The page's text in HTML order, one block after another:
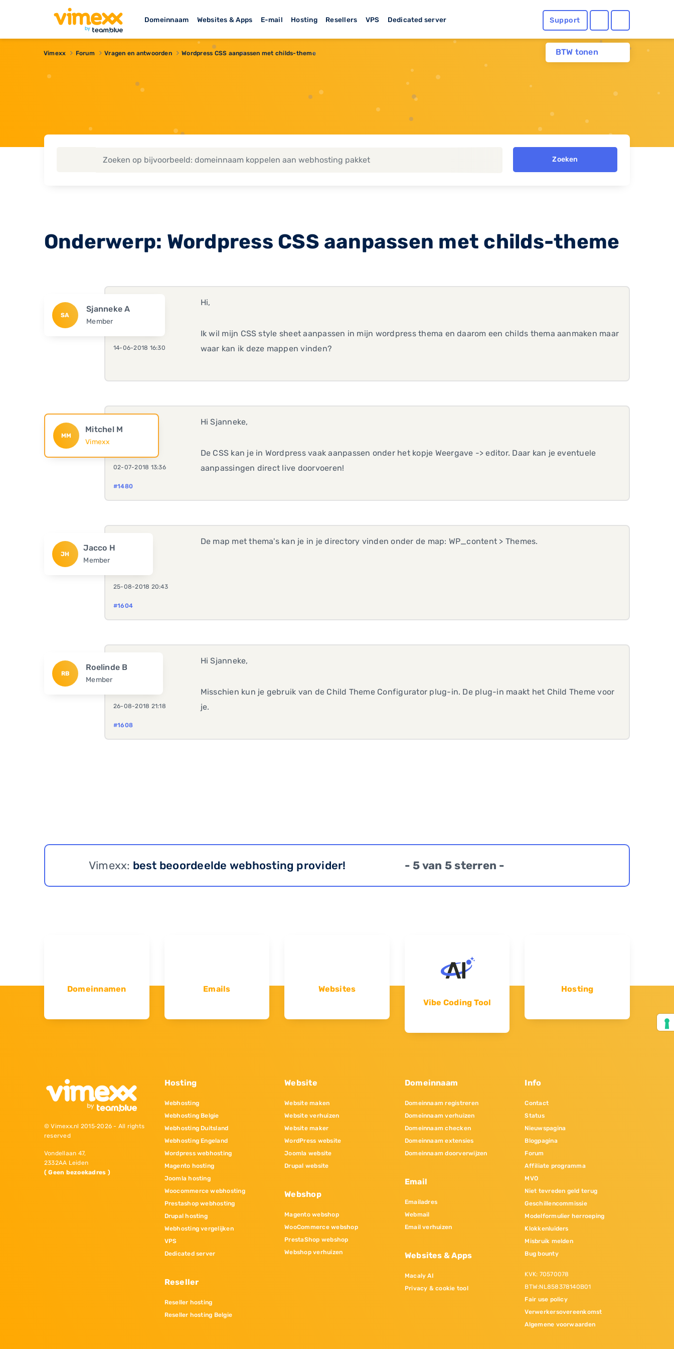
Domeinnaam Websites & Apps E-mail Hosting Resellers VPS Dedicated server Support
BTW tonen
Vimexx Forum Vragen en antwoorden Wordpress CSS aanpassen met childs-theme
Zoeken
Onderwerp: Wordpress CSS aanpassen met childs-theme
SA
Sjanneke A
Member
14-06-2018 16:30
Hi,
Ik wil mijn CSS style sheet aanpassen in mijn wordpress thema en daarom een childs thema aanmaken maar
waar kan ik deze mappen vinden?
MM
Mitchel M
Vimexx
02-07-2018 13:36
#1480
Hi Sjanneke,
De CSS kan je in Wordpress vaak aanpassen onder het kopje Weergave -> editor. Daar kan je eventuele
aanpassingen direct live doorvoeren!
JH
Jacco H
Member
25-08-2018 20:43
#1604
De map met thema's kan je in je directory vinden onder de map: WP_content > Themes.
RB
Roelinde B
Member
26-08-2018 21:18
#1608
Hi Sjanneke,
Misschien kun je gebruik van de Child Theme Configurator plug-in. De plug-in maakt het Child Theme voor
je.
Vimexx: best beoordeelde webhosting provider! - 5 van 5 sterren -
Domeinnamen Emails
Websites
Vibe Coding Tool
Hosting
© Vimexx.nl 2015‐2026 - All rights
reserved
Vondellaan 47,
2332AA Leiden
( Geen bezoekadres )
Hosting
Webhosting
Webhosting Belgie
Webhosting Duitsland
Webhosting Engeland
Wordpress webhosting
Magento hosting
Joomla hosting
Woocommerce webhosting
Prestashop webhosting
Drupal hosting
Webhosting vergelijken
VPS
Dedicated server
Reseller
Reseller hosting
Reseller hosting Belgie
Website
Website maken
Website verhuizen
Website maker
WordPress website
Joomla website
Drupal website
Webshop
Magento webshop
WooCommerce webshop
PrestaShop webshop
Webshop verhuizen
Domeinnaam
Domeinnaam registreren
Domeinnaam verhuizen
Domeinnaam checken
Domeinnaam extensies
Domeinnaam doorverwijzen
Email
Emailadres
Webmail
Email verhuizen
Websites & Apps
Macaly AI
Privacy & cookie tool
Info
Contact
Status
Nieuwspagina
Blogpagina
Forum
Affiliate programma
MVO
Niet tevreden geld terug
Geschillencommissie
Modelformulier herroeping
Klokkenluiders
Misbruik melden
Bug bounty
KVK: 70570078
BTW:NL858378140B01
Fair use policy
Verwerkersovereenkomst
Algemene voorwaarden